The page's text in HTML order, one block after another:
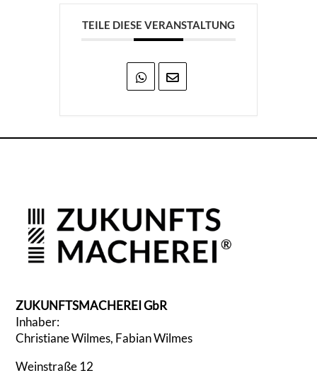
TEILE DIESE VERANSTALTUNG
ZUKUNFTSMACHEREI GbR
Inhaber:
Christiane Wilmes, Fabian Wilmes
Weinstraße 12